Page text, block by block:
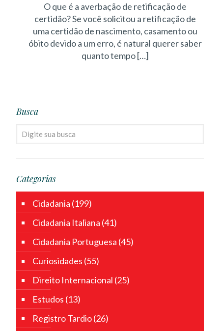
O que é a averbação de retificação de
certidão? Se você solicitou a retificação de
uma certidão de nascimento, casamento ou
óbito devido a um erro, é natural querer saber
quanto tempo[…]
Busca
Categorias
Cidadania (199)
Cidadania Italiana (41)
Cidadania Portuguesa (45)
Curiosidades (55)
Direito Internacional (25)
Estudos (13)
Registro Tardio(26)